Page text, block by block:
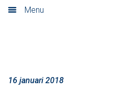
Menu
Boek nu
Sloepdelen in 2018
16 januari 2018